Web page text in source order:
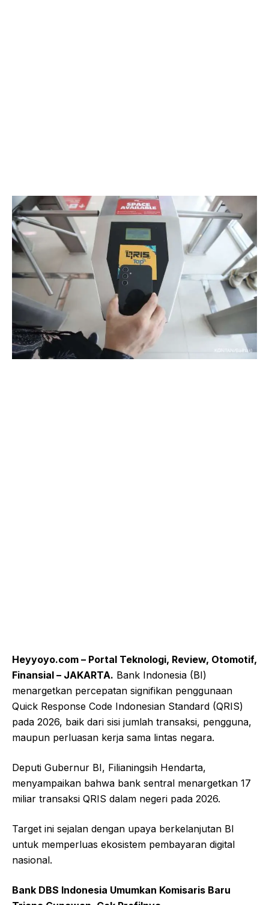
Heyyoyo.com – Portal Teknologi, Review, Otomotif,
Finansial – JAKARTA. Bank Indonesia (BI)
menargetkan percepatan signifikan penggunaan
Quick Response Code Indonesian Standard (QRIS)
pada 2026, baik dari sisi jumlah transaksi, pengguna,
maupun perluasan kerja sama lintas negara.
Deputi Gubernur BI, Filianingsih Hendarta,
menyampaikan bahwa bank sentral menargetkan 17
miliar transaksi QRIS dalam negeri pada 2026.
Target ini sejalan dengan upaya berkelanjutan BI
untuk memperluas ekosistem pembayaran digital
nasional.
Bank DBS Indonesia Umumkan Komisaris Baru